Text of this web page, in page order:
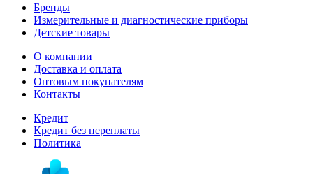
Бренды
Измерительные и диагностические приборы
Детские товары
О компании
Доставка и оплата
Оптовым покупателям
Контакты
Кредит
Кредит без переплаты
Политика